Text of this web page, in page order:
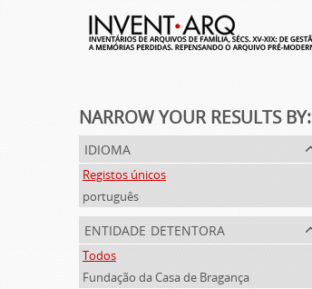
NARROW YOUR RESULTS BY:
idioma
Registos únicos
português
entidade detentora
Todos
Fundação da Casa de Bragança